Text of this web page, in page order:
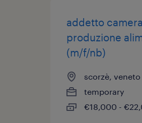
addetto
produzione
(m/f/nb)
scorzè, veneto
temporary
€18,000 -